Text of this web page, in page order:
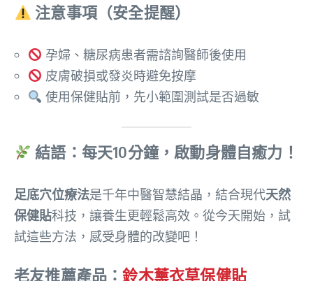
注意事項（安全提醒）
孕婦、糖尿病患者需諮詢醫師後使用
皮膚破損或發炎時避免按摩
使用保健貼前，先小範圍測試是否過敏
結語：每天10分鐘，啟動身體自癒力！
足底穴位療法是千年中醫智慧結晶，結合現代天然
保健貼科技，讓養生更輕鬆高效。從今天開始，試
試這些方法，感受身體的改變吧！
老友推薦產品：鈴木薰衣草保健貼